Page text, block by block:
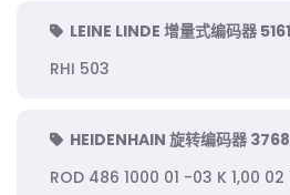
LEINE LINDE 增量式编码器
RHI 503
HEIDENHAIN 旋转编码器
ROD 486 1000 01 -03 K 1,00 02